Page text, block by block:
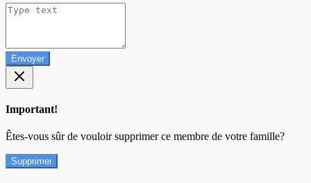
Envoyer
Important!
Êtes-vous sûr de vouloir supprimer ce membre de votre famille?
Supprimer